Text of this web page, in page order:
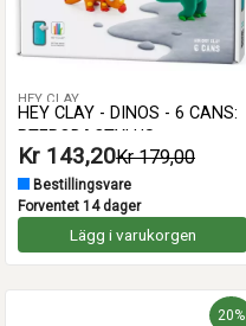
HEY CLAY
HEY CLAY - DINOS - 6 CANS:
PTERODACTYLUS,
TRICERATOPS,
TYRANNOSAURUS
Kr 143,20Kr 179,00
Bestillingsvare
Forventet 14 dager
Lägg i varukorgen
20%